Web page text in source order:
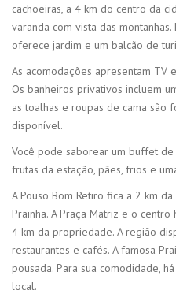
cachoeiras, a 4 km do centro da
varanda com vista das
oferece jardim e um balcão de
As acomodações apresentam TV
Os banheiros privativos incluem
as toalhas e roupas de cama são
disponível.
Você pode saborear um buffet
frutas da estação, pães, frios e
A Pouso Bom Retiro fica a 2 km
Prainha. A Praça Matriz e o
4 km da propriedade. A região
restaurantes e cafés. A famosa
pousada. Para sua comodidade,
local.